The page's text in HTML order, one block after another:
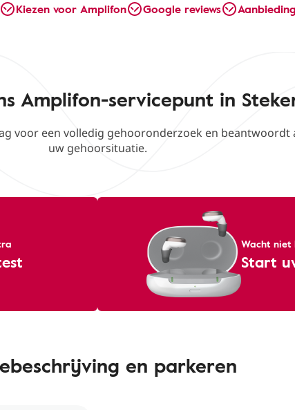
Kiezen voor Amplifon Google reviews
Amplifon-servicepunt in
voor een volledig gehooronderzoek en beantwoordt
uw gehoorsituatie.
Wacht niet
Start
en parkeren